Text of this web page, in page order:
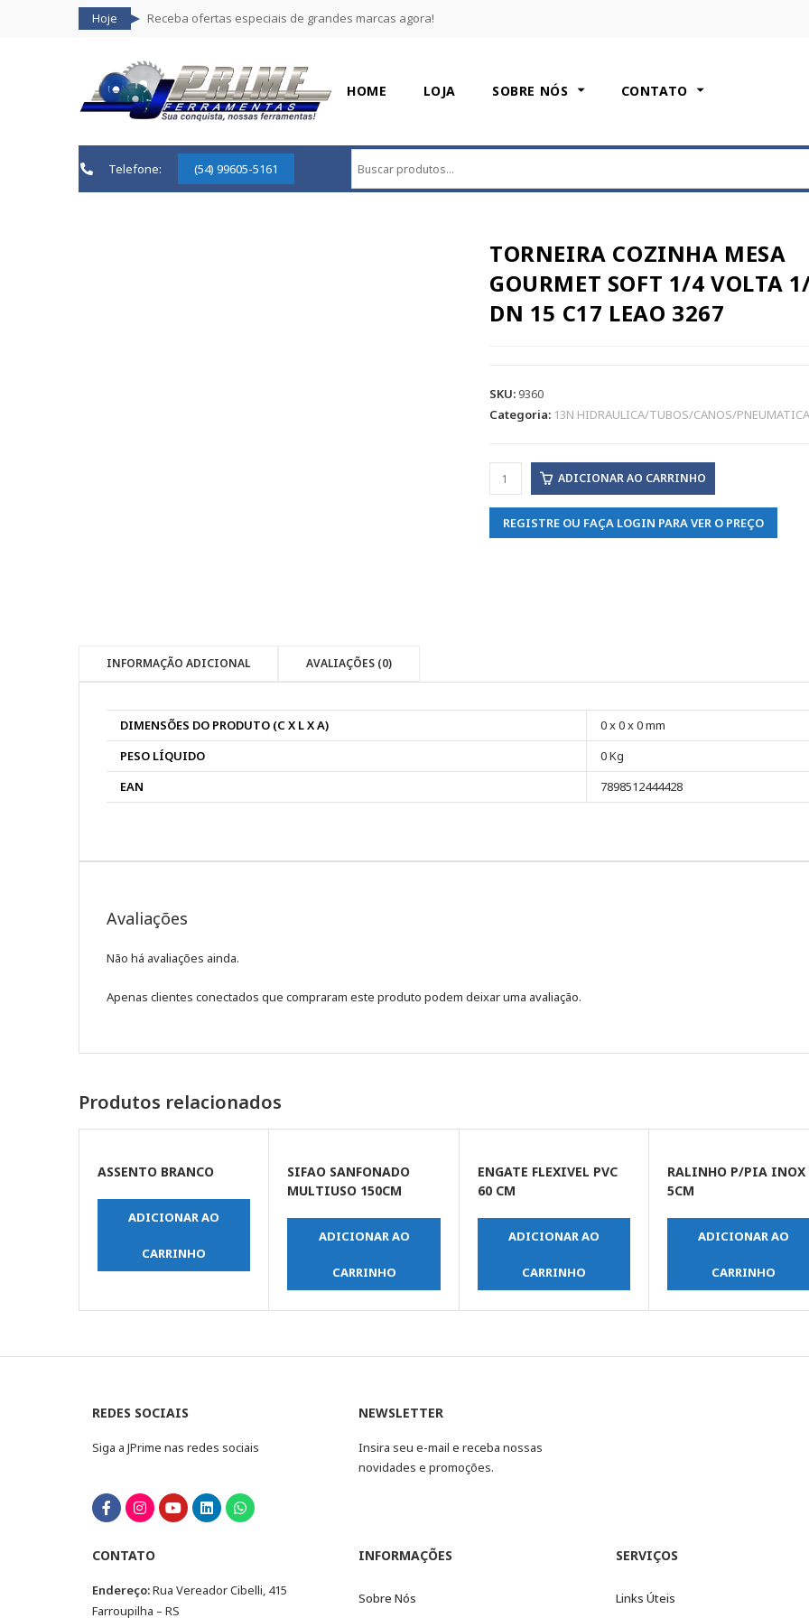
Hoje Receba ofertas especiais de grandes marcas agora!
HOME LOJA SOBRE NÓS CONTATO
Telefone: (54) 99605-5161
TORNEIRA COZINHA MESA
GOURMET SOFT 1/4 VOLTA
DN 15 C17 LEAO 3267
SKU:9360
Categoria: 13N HIDRAULICA/TUBOS/CANOS/
ADICIONAR AO CARRINHO
REGISTRE OU FAÇA LOGIN PARA VER O PREÇO
INFORMAÇÃO ADICIONAL AVALIAÇÕES (0)
DIMENSÕES DO PRODUTO (C X L X A)
0 x 0 x 0 mm
PESO LÍQUIDO
0 Kg
EAN
7898512444428
Avaliações
Não há avaliações ainda.
Apenas clientes conectados que compraram este produto podem deixar uma avaliação.
Produtos relacionados
ASSENTO BRANCO
ADICIONAR AO
CARRINHO
SIFAO SANFONADO
MULTIUSO 150CM
ADICIONAR AO
CARRINHO
ENGATE FLEXIVEL PVC
60 CM
ADICIONAR AO
CARRINHO
RALINHO P/PIA INOX
5CM
ADICIONAR AO
CARRINHO
REDES SOCIAIS
Siga a JPrime nas redes sociais
NEWSLETTER
Insira seu e-mail e receba nossas
novidades e promoções.
CONTATO
Endereço:Rua Vereador Cibelli, 415
Farroupilha – RS
INFORMAÇÕES
Sobre Nós
SERVIÇOS
Links Úteis